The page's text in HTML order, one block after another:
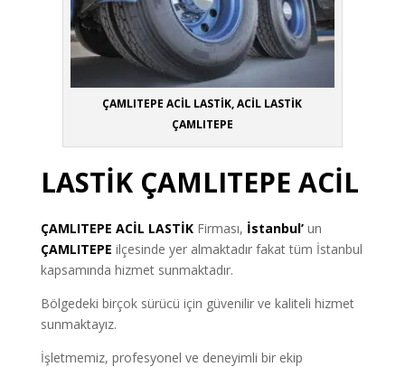
ÇAMLITEPE ACİL LASTİK, ACİL LASTİK
ÇAMLITEPE
LASTİK ÇAMLITEPE ACİL
ÇAMLITEPE ACİL LASTİKFirması, İstanbul’un
ÇAMLITEPE ilçesinde yer almaktadır fakat tüm İstanbul
kapsamında hizmet sunmaktadır.
Bölgedeki birçok sürücü için güvenilir ve kaliteli hizmet
sunmaktayız.
İşletmemiz, profesyonel ve deneyimli bir ekip